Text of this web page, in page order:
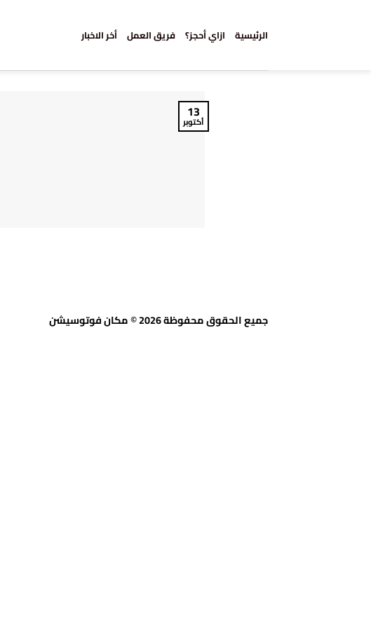
الرئيسية ازاي أحجز؟ فريق العمل أخر الاخبار
13
أكتوبر
جميع الحقوق محفوظة 2026 © مكان فوتوسيشن